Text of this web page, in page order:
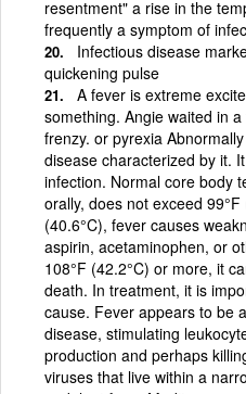
resentment" a rise in the
frequently a symptom of
Infectious disease
quickening pulse
A fever is extreme
something. Angie waited in
frenzy. or pyrexia
disease characterized by it.
infection. Normal core body
orally, does not exceed
(40.6°C), fever causes
aspirin, acetaminophen, or
108°F (42.2°C) or more, it
death. In treatment, it is
cause. Fever appears to be
disease, stimulating
production and perhaps
viruses that live within a